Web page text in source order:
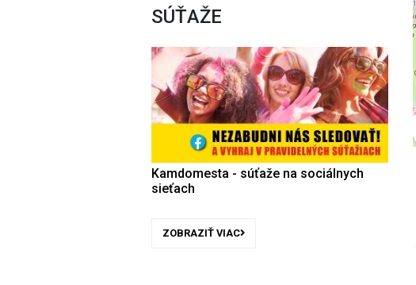
SÚŤAŽE
Kamdomesta - súťaže na sociálnych
sieťach
ZOBRAZIŤ VIAC